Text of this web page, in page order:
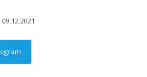
09.12.2021